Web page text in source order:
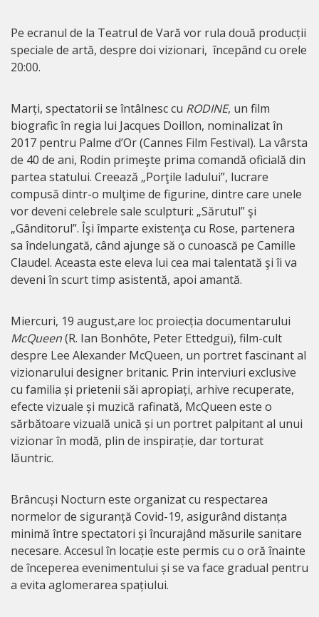
Pe ecranul de la Teatrul de Vară vor rula două producții
speciale de artă, despre doi vizionari, începând cu orele
20:00.
Marți, spectatorii se întâlnesc cu RODINE, un film
biografic în regia lui Jacques Doillon, nominalizat în
2017 pentru Palme d’Or (Cannes Film Festival). La vârsta
de 40 de ani, Rodin primeşte prima comandă oficială din
partea statului. Creează „Porţile Iadului”, lucrare
compusă dintr-o mulţime de figurine, dintre care unele
vor deveni celebrele sale sculpturi: „Sărutul” şi
„Gânditorul”. Îşi împarte existenţa cu Rose, partenera
sa îndelungată, când ajunge să o cunoască pe Camille
Claudel. Aceasta este eleva lui cea mai talentată şi îi va
deveni în scurt timp asistentă, apoi amantă.
Miercuri, 19 august,are loc proiecția documentarului
McQueen(R. Ian Bonhôte, Peter Ettedgui), film-cult
despre Lee Alexander McQueen, un portret fascinant al
vizionarului designer britanic. Prin interviuri exclusive
cu familia și prietenii săi apropiați, arhive recuperate,
efecte vizuale și muzică rafinată, McQueen este o
sărbătoare vizuală unică și un portret palpitant al unui
vizionar în modă, plin de inspirație, dar torturat
lăuntric.
Brâncuși Nocturn este organizat cu respectarea
normelor de siguranță Covid-19, asigurând distanța
minimă între spectatori și încurajând măsurile sanitare
necesare. Accesul în locație este permis cu o oră înainte
de începerea evenimentului și se va face gradual pentru
a evita aglomerarea spațiului.